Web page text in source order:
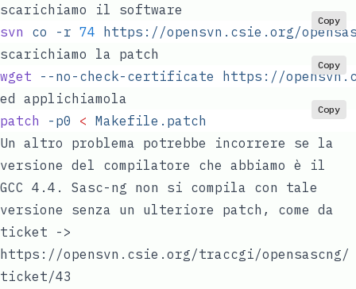
scarichiamo il software
svn co -r 74 https://opensvn.csie.org/
Copy
scarichiamo la patch
wget --no-check-certificate https://
Copy
ed applichiamola
patch -p0 < Makefile.patch
Copy
Un altro problema potrebbe incorrere se la
versione del compilatore che abbiamo è il
GCC 4.4. Sasc-ng non si compila con tale
versione senza un ulteriore patch, come da
ticket ->
https://opensvn.csie.org/traccgi/opensascng/
ticket/43